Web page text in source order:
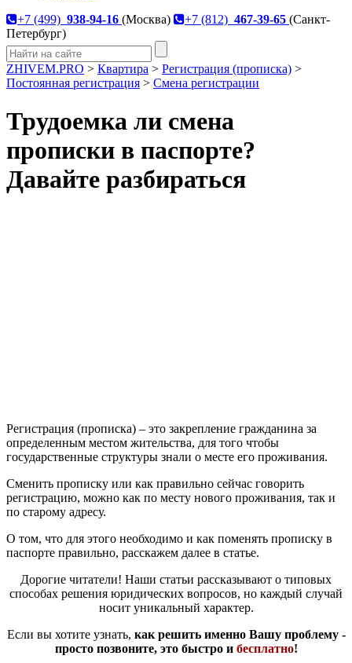
+7 (499) 938-94-16 (Москва) +7 (812) 467-39-65 (Санкт-
Петербург)
ZHIVEM.PRO > Квартира > Регистрация (прописка) >
Постоянная регистрация > Смена регистрации
Трудоемка ли смена
прописки в паспорте?
Давайте разбираться
Регистрация (прописка) – это закрепление гражданина за
определенным местом жительства, для того чтобы
государственные структуры знали о месте его проживания.
Сменить прописку или как правильно сейчас говорить
регистрацию, можно как по месту нового проживания, так и
по старому адресу.
О том, что для этого необходимо и как поменять прописку в
паспорте правильно, расскажем далее в статье.
Дорогие читатели! Наши статьи рассказывают о типовых
способах решения юридических вопросов, но каждый случай
носит уникальный характер.
Если вы хотите узнать, как решить именно Вашу проблему -
просто позвоните, это быстро и бесплатно!